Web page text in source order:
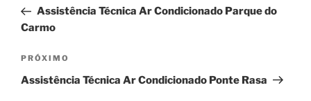
Post
anterior
Assistência Técnica Ar Condicionado Parque do
Carmo
Próximo
post
PRÓXIMO
Assistência Técnica Ar Condicionado Ponte Rasa